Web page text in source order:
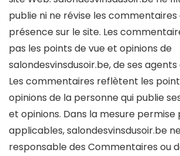
publie ni ne révise les
présence sur le site. Les
pas les points de vue et opinions de
salondesvinsdusoir.be, de ses
Les commentaires reflètent les
opinions de la personne qui publie
et opinions. Dans la mesure permise
applicables, salondesvinsdusoir.be
responsable des Commentaires ou